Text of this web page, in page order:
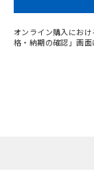
オンライン購入にお
格・納期の確認」画面